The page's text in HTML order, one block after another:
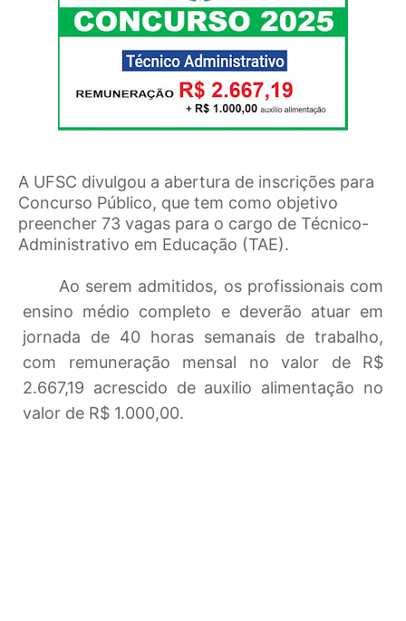
A UFSC divulgou a abertura de inscrições para
Concurso Público, que tem como objetivo
preencher 73 vagas para o cargo de Técnico-
Administrativo em Educação (TAE).
Ao serem admitidos, os profissionais com
ensino médio completo e deverão atuar em
jornada de 40 horas semanais de trabalho,
com remuneração mensal no valor de R$
2.667,19 acrescido de auxilio alimentação no
valor de R$ 1.000,00.